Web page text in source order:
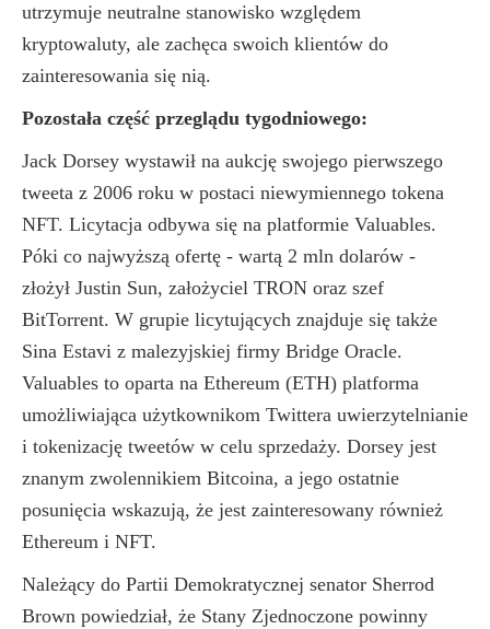
utrzymuje neutralne stanowisko względem
kryptowaluty, ale zachęca swoich klientów do
zainteresowania się nią.
Pozostała część przeglądu tygodniowego:
Jack Dorsey wystawił na aukcję swojego pierwszego
tweeta z 2006 roku w postaci niewymiennego tokena
NFT. Licytacja odbywa się na platformie Valuables.
Póki co najwyższą ofertę - wartą 2 mln dolarów -
złożył Justin Sun, założyciel TRON oraz szef
BitTorrent. W grupie licytujących znajduje się także
Sina Estavi z malezyjskiej firmy Bridge Oracle.
Valuables to oparta na Ethereum (ETH) platforma
umożliwiająca użytkownikom Twittera uwierzytelnianie
i tokenizację tweetów w celu sprzedaży. Dorsey jest
znanym zwolennikiem Bitcoina, a jego ostatnie
posunięcia wskazują, że jest zainteresowany również
Ethereum i NFT.
Należący do Partii Demokratycznej senator Sherrod
Brown powiedział, że Stany Zjednoczone powinny